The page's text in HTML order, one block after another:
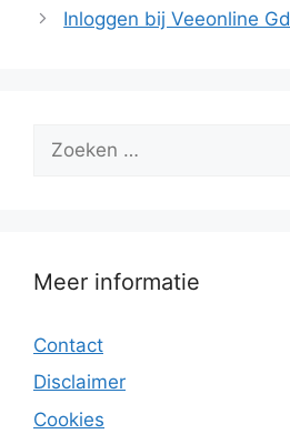
Inloggen bij Veeonline Gd
naar:
Meer informatie
Contact
Disclaimer
Cookies